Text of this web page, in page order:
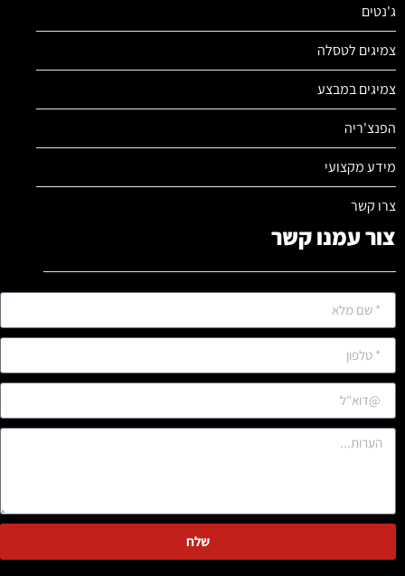
ג'נטים
צמיגים לטסלה
צמיגים במבצע
הפנצ'ריה
מידע מקצועי
צרו קשר
צור עמנו קשר
שלח